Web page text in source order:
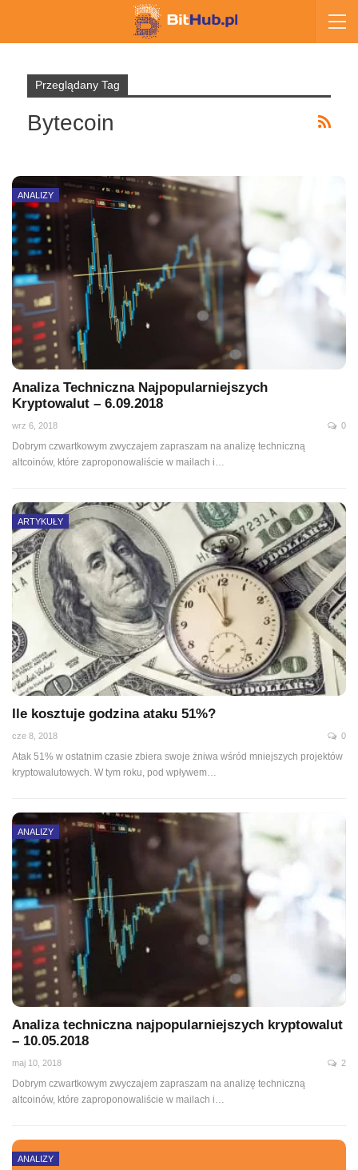
Przeglądany Tag
Bytecoin
ANALIZY
Analiza Techniczna Najpopularniejszych
Kryptowalut – 6.09.2018
wrz 6, 2018 0
Dobrym czwartkowym zwyczajem zapraszam na analizę techniczną
altcoinów, które zaproponowaliście w mailach i…
ARTYKUŁY
Ile kosztuje godzina ataku 51%?
cze 8, 2018 0
Atak 51% w ostatnim czasie zbiera swoje żniwa wśród mniejszych projektów
kryptowalutowych. W tym roku, pod wpływem…
ANALIZY
Analiza techniczna najpopularniejszych kryptowalut
– 10.05.2018
maj 10, 2018 2
Dobrym czwartkowym zwyczajem zapraszam na analizę techniczną
altcoinów, które zaproponowaliście w mailach i…
ANALIZY